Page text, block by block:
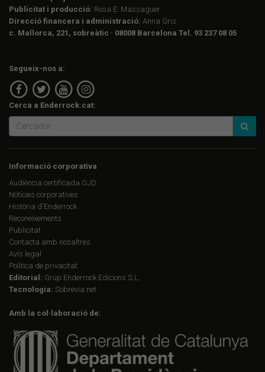
Publicitat i producció: Rosa E. Massaguer
Direcció financera i administració: Anna Gris
c. Mallorca, 221, sobreàtic · 08008 Barcelona Tel. 93 237 08 05
Segueix-nos a:
Cerca a Enderrock.cat:
Informació corporativa
Audiència certificada OJD
Notícies corporatives
Història d'Enderrock
Reconeixements
Publicitat
Contacta amb nosaltres
Avís legal
Política de privacitat
Editorial: Grup Enderrock Edicions S.L.
Tecnologia: Sobrevia.net
Amb la col·laboració de: